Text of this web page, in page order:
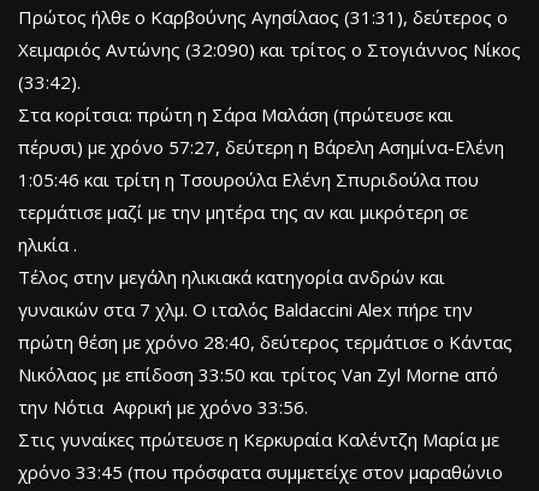
Πρώτος ήλθε ο Καρβούνης Αγησίλαος (31:31), δεύτερος ο
Χειμαριός Αντώνης (32:090) και τρίτος ο Στογιάννος Νίκος
(33:42).
Στα κορίτσια: πρώτη η Σάρα Μαλάση (πρώτευσε και
πέρυσι) με χρόνο 57:27, δεύτερη η Βάρελη Ασημίνα-Ελένη
1:05:46 και τρίτη η Τσουρούλα Ελένη Σπυριδούλα που
τερμάτισε μαζί με την μητέρα της αν και μικρότερη σε
ηλικία .
Τέλος στην μεγάλη ηλικιακά κατηγορία ανδρών και
γυναικών στα 7 χλμ. Ο ιταλός Baldaccini Alex πήρε την
πρώτη θέση με χρόνο 28:40, δεύτερος τερμάτισε ο Κάντας
Νικόλαος με επίδοση 33:50 και τρίτος Van Zyl Morne από
την Νότια Αφρική με χρόνο 33:56.
Στις γυναίκες πρώτευσε η Κερκυραία Καλέντζη Μαρία με
χρόνο 33:45 (που πρόσφατα συμμετείχε στον μαραθώνιο